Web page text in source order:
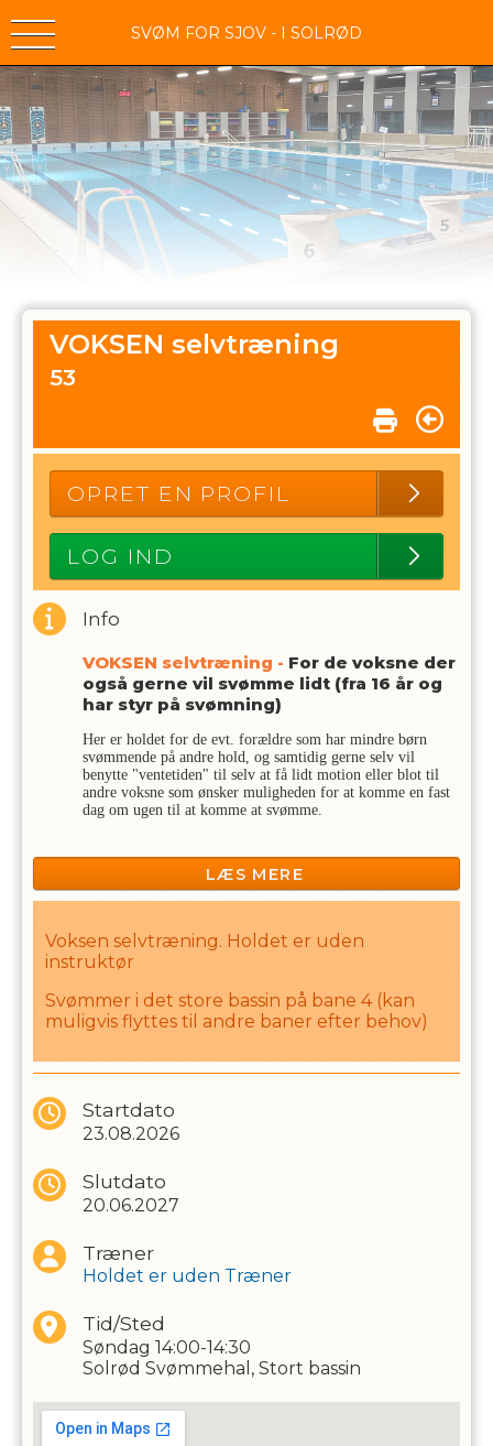
SVØM FOR SJOV - I SOLRØD
VOKSEN selvtræning
53
OPRET EN PROFIL
LOG IND
Info
VOKSEN selvtræning - For de voksne der
også gerne vil svømme lidt (fra 16 år og
har styr på svømning)
Her er holdet for de evt. forældre som har mindre børn
svømmende på andre hold, og samtidig gerne selv vil
benytte "ventetiden" til selv at få lidt motion eller blot til
andre voksne som ønsker muligheden for at komme en fast
dag om ugen til at komme at svømme.
ikke. Holdet er til man selv tilrettelægger sin træning
Bemærk at der svømmes i det store bassin og i hele baner.
LÆS MERE
Voksen selvtræning. Holdet er uden
instruktør
Svømmer i det store bassin på bane 4 (kan
muligvis flyttes til andre baner efter behov)
Startdato
23.08.2026
Slutdato
20.06.2027
Træner
Holdet er uden Træner
Tid/Sted
Søndag 14:00-14:30
Solrød Svømmehal, Stort bassin